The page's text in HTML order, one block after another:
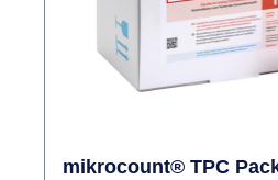
jederzeit zur
beachten Sie, dass die
bestelltem Modell bis zu
Anspruch nehmen kann.
einzelnen Produkt.
mikrocount® TPC